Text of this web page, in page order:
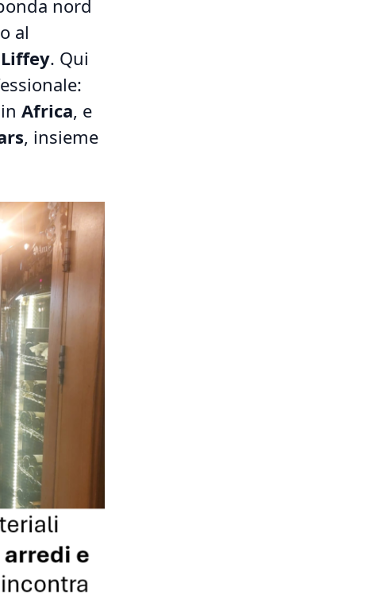
nord
al
. Qui
Africa, e
, insieme